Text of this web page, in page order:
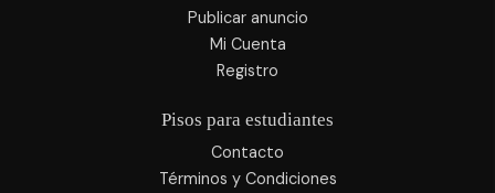
Publicar anuncio
Mi Cuenta
Registro
Pisos para estudiantes
Contacto
Términos y Condiciones